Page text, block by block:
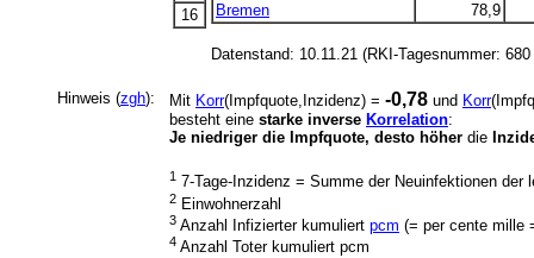
16
Bremen
78,9
Datenstand: 10.11.21 (RKI-Tagesnummer: 680
Hinweis (zgh): Mit Korr(Impfquote,Inzidenz) = -0,78 und Korr
besteht eine starke inverse Korrelation:
Je niedriger die Impfquote, desto höher die
1 7-Tage-Inzidenz = Summe der Neuinfektionen der
2 Einwohnerzahl
3 Anzahl Infizierter kumuliert pcm (= per cente mille
4 Anzahl Toter kumuliert pcm